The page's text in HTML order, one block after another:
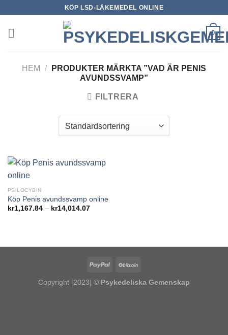
content
KÖP LSD-LÄKEMEDEL ONLINE
0
HEM /
PRODUKTER MÄRKTA ”VAD ÄR PENIS
AVUNDSSVAMP”
FILTRERA
PSILOCYBIN
Köp Penis avundssvamp online
kr1,167.84 – kr14,014.07Prisintervall:
Copyright [2023] © Psykedeliska Gemenskap